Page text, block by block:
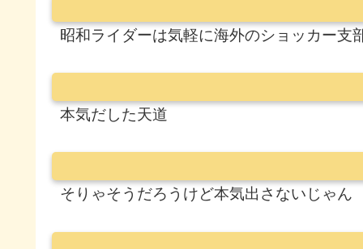
昭和ライダーは気軽に海外のショッカー
本気だした天道
そりゃそうだろうけど本気出さないじゃん